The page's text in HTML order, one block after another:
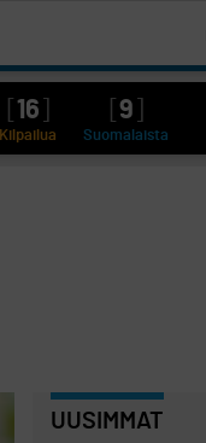
16 9
Kilpailua Suomalaista
UUSIMMAT